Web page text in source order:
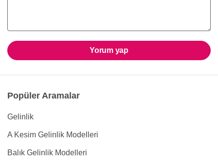
Yorum yap
Popüler Aramalar
Gelinlik
A Kesim Gelinlik Modelleri
Balık Gelinlik Modelleri